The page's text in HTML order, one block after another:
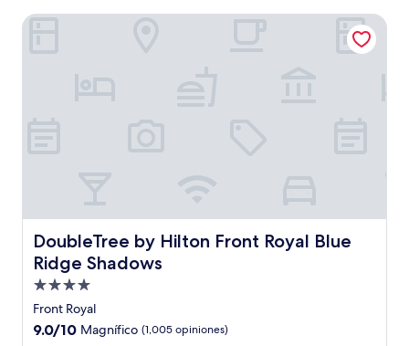
DoubleTree by Hilton Front Royal Blue
Ridge Shadows
DoubleTree by Hilton Front Royal Blue Ridge Shadows
Propiedad
de
4.0
Front Royal
9.0
9.0/10 Magnífico (1,005 opiniones)
DoubleTree by Hilton Front Royal Blue Ridge Shadows